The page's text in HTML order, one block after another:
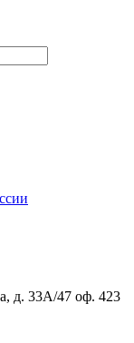
д. 33А/47 оф. 423